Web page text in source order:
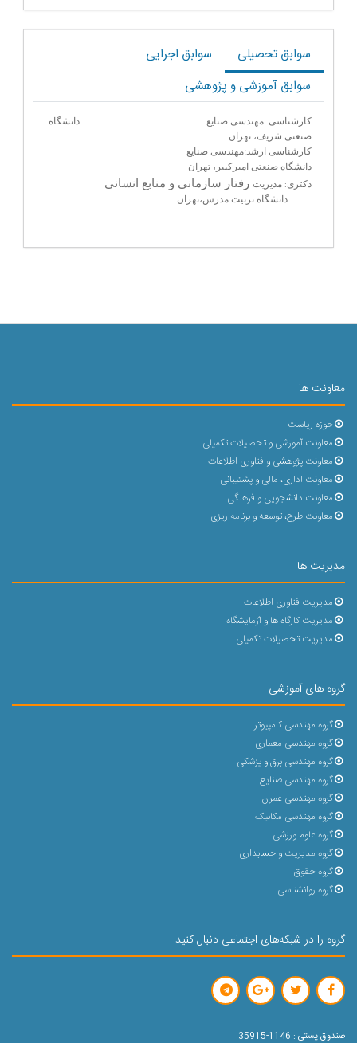
سوابق تحصیلی
سوابق اجرایی
سوابق آموزشی و پژوهشی
کارشناسی: مهندسی صنایع دانشگاه
صنعتی شریف، تهران
کارشناسی ارشد:مهندسی صنایع
دانشگاه صنعتی امیرکبیر، تهران
دکتری: مدیریترفتار سازمانی و منابع انسانی
دانشگاه تربیت مدرس،تهران
معاونت ها
حوزه ریاست
معاونت آموزشی و تحصیلات تکمیلی
معاونت پژوهشی و فناوری اطلاعات
معاونت اداری، مالی و پشتیبانی
معاونت دانشجویی و فرهنگی
معاونت طرح، توسعه و برنامه ریزی
مدیریت ها
مدیریت فناوری اطلاعات
مدیریت کارگاه ها و آزمایشگاه
مدیریت تحصیلات تکمیلی
گروه های آموزشی
گروه مهندسی کامپیوتر
گروه مهندسی معماری
گروه مهندسی برق و پزشکی
گروه مهندسی صنایع
گروه مهندسی عمران
گروه مهندسی مکانیک
گروه علوم ورزشی
گروه مدیریت و حسابداری
گروه حقوق
گروه روانشناسی
گروه را در شبکه‌های اجتماعی دنبال کنید
صندوق پستی : 1146-35915